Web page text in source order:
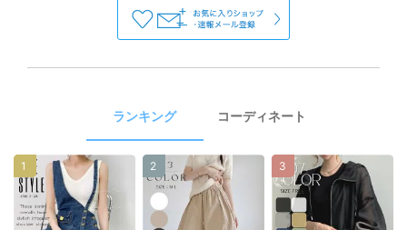
ランキング コーディネート
1 2 3